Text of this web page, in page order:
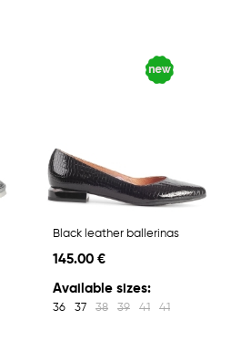
Black leather ballerinas
145.00 €
Available sizes:
36 37 38 39 41 41